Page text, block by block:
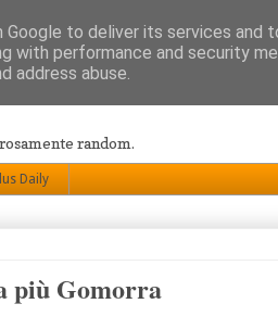
random.
Daily
più Gomorra
to deliver its services and
with performance and security
address abuse.